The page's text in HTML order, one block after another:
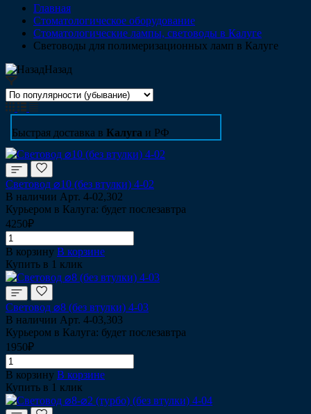
Главная
Стоматологическое оборудование
Стоматологические лампы, световоды в Калуге
Световоды для полимеризационных ламп в Калуге
Назад
Быстрая доставка в Калуга и РФ
Световод ⌀10 (без втулки) 4-02
В наличии Арт. 4-02,302
Курьером в Калуга: будет послезавтра
4250₽
В корзину В корзине
Купить в 1 клик
Световод ⌀8 (без втулки) 4-03
В наличии Арт. 4-03,303
Курьером в Калуга: будет послезавтра
1950₽
В корзину В корзине
Купить в 1 клик